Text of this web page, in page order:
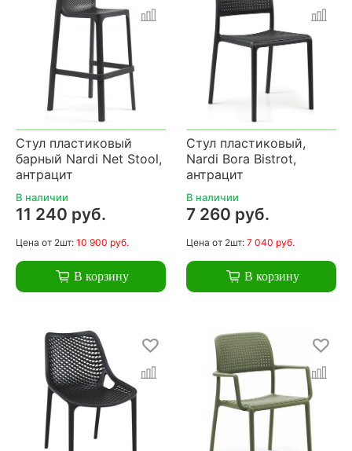
Стул пластиковый
барный Nardi Net Stool,
антрацит
В наличии
11 240 руб.
Цена от 2шт: 10 900 руб.
В корзину
Стул пластиковый,
Nardi Bora Bistrot,
антрацит
В наличии
7 260 руб.
Цена от 2шт: 7 040 руб.
В корзину